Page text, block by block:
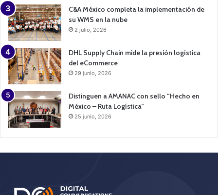
C&A México completa la implementación de
su WMS en la nube
2 julio, 2026
DHL Supply Chain mide la presión logística
del eCommerce
29 junio, 2026
Distinguen a AMANAC con sello “Hecho en
México – Ruta Logística”
25 junio, 2026